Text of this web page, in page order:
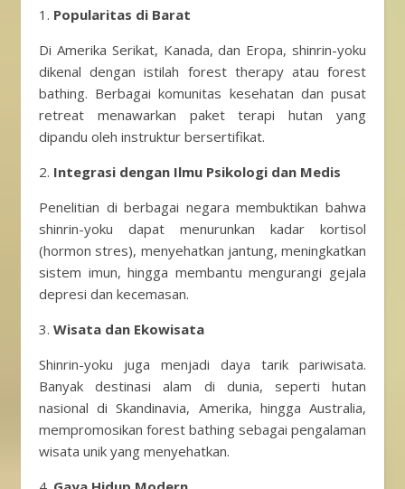
1. Popularitas di Barat
Di Amerika Serikat, Kanada, dan Eropa, shinrin-yoku
dikenal dengan istilah forest therapy atau forest
bathing. Berbagai komunitas kesehatan dan pusat
retreat menawarkan paket terapi hutan yang
dipandu oleh instruktur bersertifikat.
2. Integrasi dengan Ilmu Psikologi dan Medis
Penelitian di berbagai negara membuktikan bahwa
shinrin-yoku dapat menurunkan kadar kortisol
(hormon stres), menyehatkan jantung, meningkatkan
sistem imun, hingga membantu mengurangi gejala
depresi dan kecemasan.
3. Wisata dan Ekowisata
Shinrin-yoku juga menjadi daya tarik pariwisata.
Banyak destinasi alam di dunia, seperti hutan
nasional di Skandinavia, Amerika, hingga Australia,
mempromosikan forest bathing sebagai pengalaman
wisata unik yang menyehatkan.